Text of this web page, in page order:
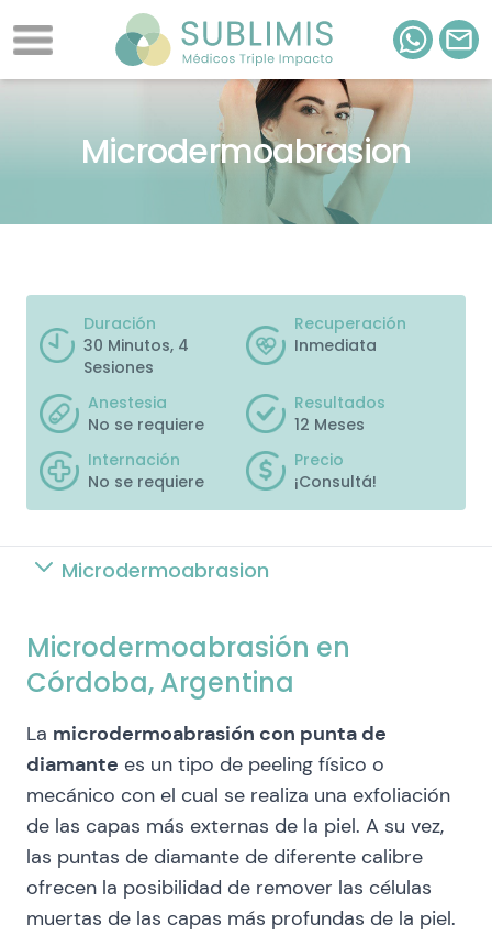
Microdermoabrasion
Duración
30 Minutos, 4
Sesiones
Recuperación
Inmediata
Anestesia
No se requiere
Resultados
12 Meses
Internación
No se requiere
Precio
¡Consultá!
Microdermoabrasion
Microdermoabrasión en
Córdoba, Argentina
La microdermoabrasión con punta de
diamante es un tipo de peeling físico o
mecánico con el cual se realiza una exfoliación
de las capas más externas de la piel. A su vez,
las puntas de diamante de diferente calibre
ofrecen la posibilidad de remover las células
muertas de las capas más profundas de la piel.